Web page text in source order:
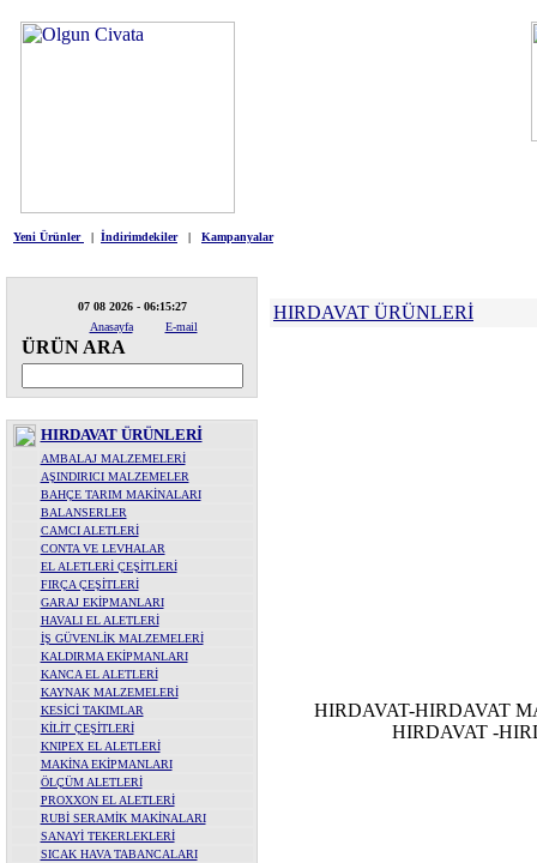
Yeni Ürünler | İndirimdekiler | Kampanyalar
07 08 2026 - 06:15:27
Anasayfa
E-mail
ÜRÜN ARA
HIRDAVAT ÜRÜNLERİ
AMBALAJ MALZEMELERİ
AŞINDIRICI MALZEMELER
BAHÇE TARIM MAKİNALARI
BALANSERLER
CAMCI ALETLERİ
CONTA VE LEVHALAR
EL ALETLERİ ÇEŞİTLERİ
FIRÇA ÇEŞİTLERİ
GARAJ EKİPMANLARI
HAVALI EL ALETLERİ
İŞ GÜVENLİK MALZEMELERİ
KALDIRMA EKİPMANLARI
KANCA EL ALETLERİ
KAYNAK MALZEMELERİ
KESİCİ TAKIMLAR
KİLİT ÇEŞİTLERİ
KNIPEX EL ALETLERİ
MAKİNA EKİPMANLARI
ÖLÇÜM ALETLERİ
PROXXON EL ALETLERİ
RUBİ SERAMİK MAKİNALARI
SANAYİ TEKERLEKLERİ
SICAK HAVA TABANCALARI
HIRDAVAT ÜRÜNLERİ
HIRDAVAT-HIRDAVAT
HIRDAVAT -